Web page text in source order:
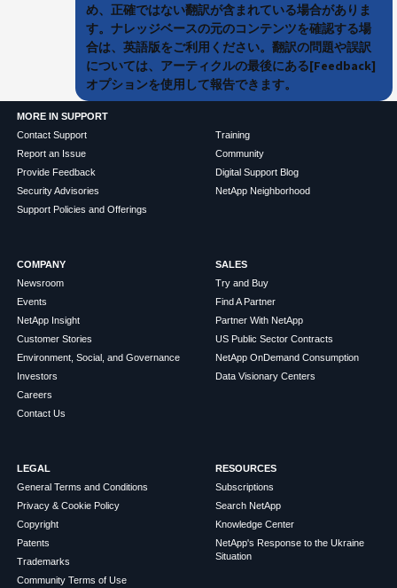
め、正確ではない翻訳が含まれている場合がありま
す。ナレッジベースの元のコンテンツを確認する場
合は、英語版をご利用ください。翻訳の問題や誤訳
については、アーティクルの最後にある[Feedback]
オプションを使用して報告できます。
MORE IN SUPPORT
Contact Support
Report an Issue
Provide Feedback
Security Advisories
Support Policies and Offerings
Training
Community
Digital Support Blog
NetApp Neighborhood
COMPANY
Newsroom
Events
NetApp Insight
Customer Stories
Environment, Social, and Governance
Investors
Careers
Contact Us
SALES
Try and Buy
Find A Partner
Partner With NetApp
US Public Sector Contracts
NetApp OnDemand Consumption
Data Visionary Centers
LEGAL
General Terms and Conditions
Privacy & Cookie Policy
Copyright
Patents
Trademarks
Community Terms of Use
RESOURCES
Subscriptions
Search NetApp
Knowledge Center
NetApp's Response to the Ukraine
Situation